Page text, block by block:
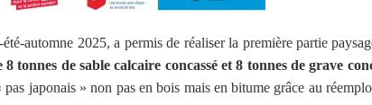
automne 2025, a permis de réaliser la première partie
tonnes de sable calcaire concassé et 8 tonnes de grave
japonais » non pas en bois mais en bitume grâce au